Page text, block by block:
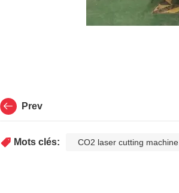
Prev
Mots clés: CO2 laser cutting machine